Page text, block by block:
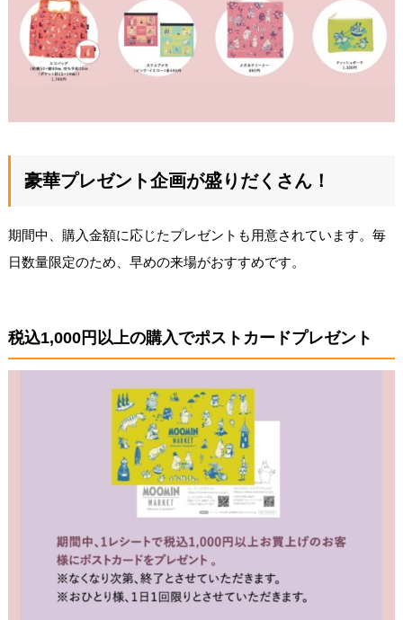
豪華プレゼント企画が盛りだくさん！
期間中、購入金額に応じたプレゼントも用意されています。毎
日数量限定のため、早めの来場がおすすめです。
税込1,000円以上の購入でポストカードプレゼント